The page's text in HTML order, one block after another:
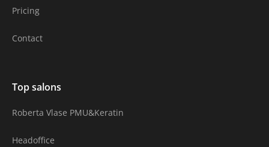
Pricing
Contact
Top salons
Roberta Vlase PMU&Keratin
Headoffice